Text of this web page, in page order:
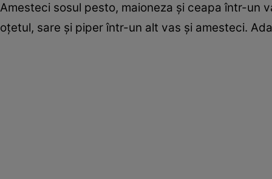
Amesteci sosul pesto, maioneza şi ceapa într-un
oţetul, sare şi piper într-un alt vas şi amesteci.